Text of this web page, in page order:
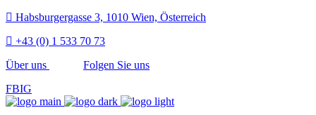
Habsburgergasse 3, 1010 Wien, Österreich
+43 (0) 1 533 70 73
Über uns
Folgen Sie uns
FBIG